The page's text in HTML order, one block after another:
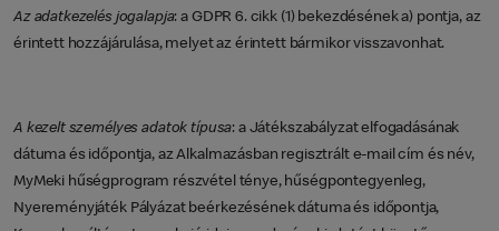
Az adatkezelés jogalapja: a GDPR 6. cikk (1) bekezdésének a) pontja, az
érintett hozzájárulása, melyet az érintett bármikor visszavonhat.
A kezelt személyes adatok típusa: a Játékszabályzat elfogadásának
dátuma és időpontja, az Alkalmazásban regisztrált e-mail cím és név,
MyMeki hűségprogram részvétel ténye, hűségpontegyenleg,
Nyereményjáték Pályázat beérkezésének dátuma és időpontja,